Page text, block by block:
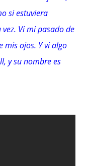
si estuviera
Vi mi pasado de
mis ojos. Y vi algo
y su nombre es